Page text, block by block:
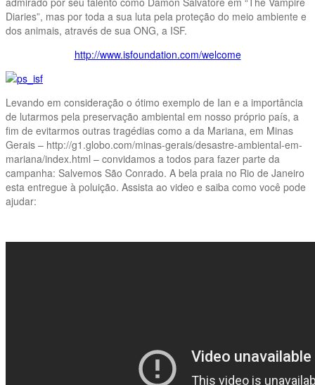
Diaries”, mas por toda a sua luta pela proteção do meio ambiente e
dos animais, através de sua ONG, a ISF.
http://www.isfoundation.com/welcome
Levando em consideração o ótimo exemplo de Ian e a importância
de lutarmos pela preservação ambiental em nosso próprio país, a
fim de evitarmos outras tragédias como a da Mariana, em Minas
Gerais – http://g1.globo.com/minas-gerais/desastre-ambiental-em-
mariana/index.html – convidamos a todos para fazer parte da
campanha: Salvemos São Conrado. A bela praia no Rio de Janeiro
esta entregue à poluição. Assista ao video e saiba como você pode
ajudar: